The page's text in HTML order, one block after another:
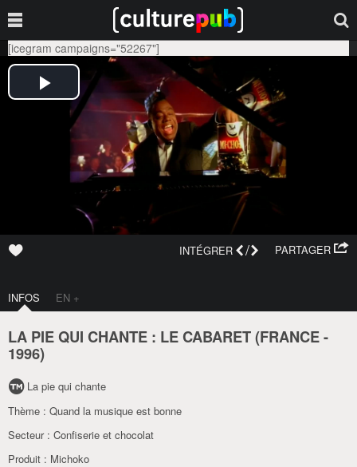
[icegram campaigns="52267"]
PARTAGER
INTÉGRER /
INFOS EN +
LA PIE QUI CHANTE : LE CABARET (FRANCE-
1996)
La pie qui chante
Thème : Quand la musique est bonne
Secteur : Confiserie et chocolat
Produit : Michoko